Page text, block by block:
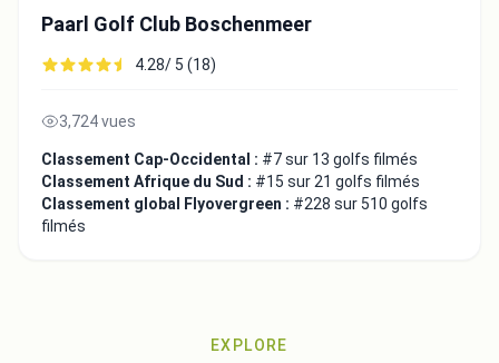
Paarl Golf Club Boschenmeer
4.28/ 5 (18)
3,724 vues
Classement Cap-Occidental : #7 sur 13 golfs filmés
Classement Afrique du Sud : #15 sur 21 golfs filmés
Classement global Flyovergreen : #228 sur 510 golfs
filmés
EXPLORE